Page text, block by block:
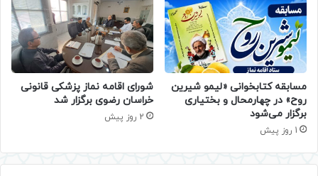
مسابقه کتابخوانی «لیمو شیرین
روح» در چهارمحال و بختیاری
برگزار می‌شود
1 روز پیش
شورای اقامه نماز پزشکی قانونی
خراسان رضوی برگزار شد
2 روز پیش